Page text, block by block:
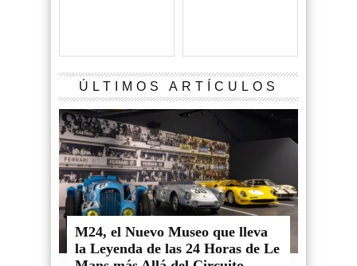
ÚLTIMOS ARTÍCULOS
M24, el Nuevo Museo que lleva
la Leyenda de las 24 Horas de Le